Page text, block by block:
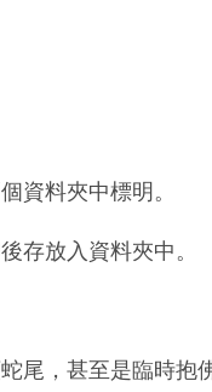
資料夾中標明。
放入資料夾中。
尾，甚至是臨時抱